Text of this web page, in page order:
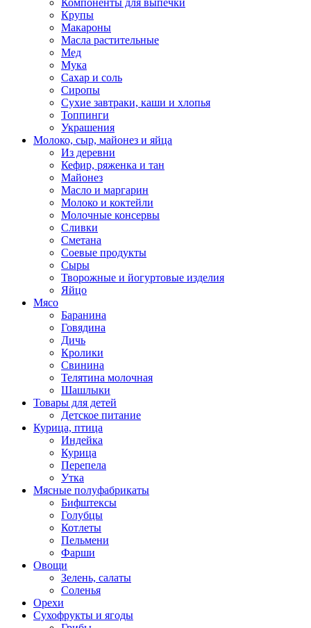
Компоненты для выпечки
Крупы
Макароны
Масла растительные
Мед
Мука
Сахар и соль
Сиропы
Сухие завтраки, каши и хлопья
Топпинги
Украшения
Молоко, сыр, майонез и яйца
Из деревни
Кефир, ряженка и тан
Майонез
Масло и маргарин
Молоко и коктейли
Молочные консервы
Сливки
Сметана
Соевые продукты
Сыры
Творожные и йогуртовые изделия
Яйцо
Мясо
Баранина
Говядина
Дичь
Кролики
Свинина
Телятина молочная
Шашлыки
Товары для детей
Детское питание
Курица, птица
Индейка
Курица
Перепела
Утка
Мясные полуфабрикаты
Бифштексы
Голубцы
Котлеты
Пельмени
Фарши
Овощи
Зелень, салаты
Соленья
Орехи
Сухофрукты и ягоды